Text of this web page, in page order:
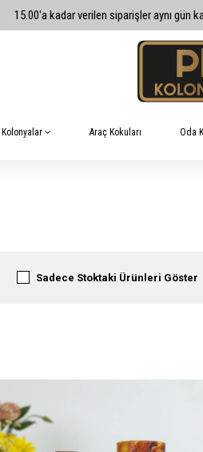
15.00'a kadar verilen siparişler aynı gün
Kolonyalar Araç Kokuları Oda
Sadece Stoktaki Ürünleri Göster